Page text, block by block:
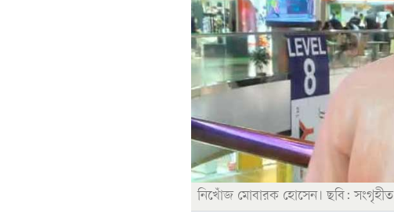
নিখোঁজ মোবারক হোসেন। ছবি: সংগৃহীত